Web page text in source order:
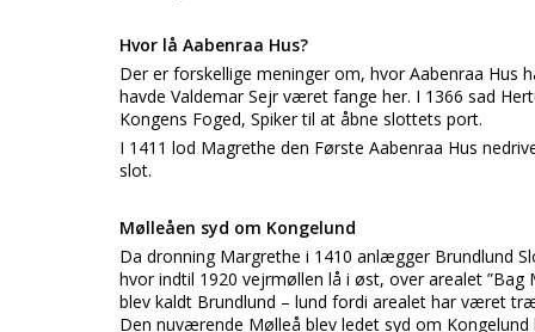
Hvor lå Aabenraa Hus?
Der er forskellige meninger om, hvor Aabenraa Hus
havde Valdemar Sejr været fange her. I 1366 sad
Kongens Foged, Spiker til at åbne slottets port.
I 1411 lod Magrethe den Første Aabenraa Hus
slot.
Mølleåen syd om Kongelund
Da dronning Margrethe i 1410 anlægger Brundlund
hvor indtil 1920 vejrmøllen lå i øst, over arealet
blev kaldt Brundlund – lund fordi arealet har været
Den nuværende Mølleå blev ledet syd om